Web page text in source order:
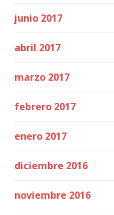
junio 2017
abril 2017
marzo 2017
febrero 2017
enero 2017
diciembre 2016
noviembre 2016